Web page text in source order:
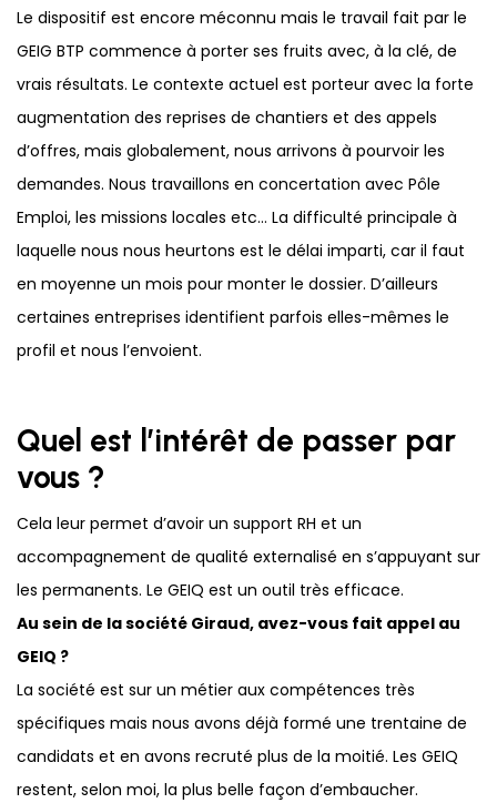
Le dispositif est encore méconnu mais le travail fait par le
GEIG BTP commence à porter ses fruits avec, à la clé, de
vrais résultats. Le contexte actuel est porteur avec la forte
augmentation des reprises de chantiers et des appels
d’offres, mais globalement, nous arrivons à pourvoir les
demandes. Nous travaillons en concertation avec Pôle
Emploi, les missions locales etc… La difficulté principale à
laquelle nous nous heurtons est le délai imparti, car il faut
en moyenne un mois pour monter le dossier. D’ailleurs
certaines entreprises identifient parfois elles-mêmes le
profil et nous l’envoient.
Quel est l’intérêt de passer par
vous ?
Cela leur permet d’avoir un support RH et un
accompagnement de qualité externalisé en s’appuyant sur
les permanents. Le GEIQ est un outil très efficace.
Au sein de la société Giraud, avez-vous fait appel au
GEIQ ?
La société est sur un métier aux compétences très
spécifiques mais nous avons déjà formé une trentaine de
candidats et en avons recruté plus de la moitié. Les GEIQ
restent, selon moi, la plus belle façon d’embaucher.